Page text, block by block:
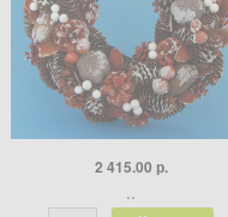
2 415.00 р.
..